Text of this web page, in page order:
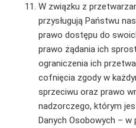
W związku z
przysługują Państwu
prawo dostępu do
prawo żądania ich
ograniczenia ich
cofnięcia zgody w
sprzeciwu oraz prawo
nadzorczego, którym
Danych Osobowych – w